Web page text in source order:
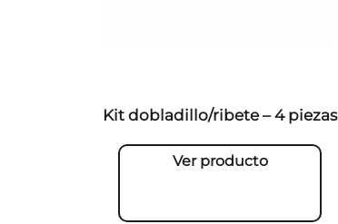
Kit dobladillo/ribete – 4 piezas
Ver producto